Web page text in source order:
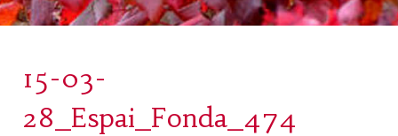
15-03-
28_Espai_Fonda_474